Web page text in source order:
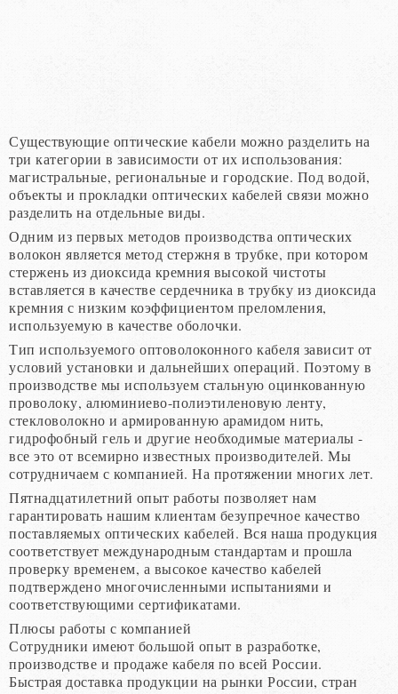
Существующие оптические кабели можно разделить на
три категории в зависимости от их использования:
магистральные, региональные и городские. Под водой,
объекты и прокладки оптических кабелей связи можно
разделить на отдельные виды.
Одним из первых методов производства оптических
волокон является метод стержня в трубке, при котором
стержень из диоксида кремния высокой чистоты
вставляется в качестве сердечника в трубку из диоксида
кремния с низким коэффициентом преломления,
используемую в качестве оболочки.
Тип используемого оптоволоконного кабеля зависит от
условий установки и дальнейших операций. Поэтому в
производстве мы используем стальную оцинкованную
проволоку, алюминиево-полиэтиленовую ленту,
стекловолокно и армированную арамидом нить,
гидрофобный гель и другие необходимые материалы -
все это от всемирно известных производителей. Мы
сотрудничаем с компанией. На протяжении многих лет.
Пятнадцатилетний опыт работы позволяет нам
гарантировать нашим клиентам безупречное качество
поставляемых оптических кабелей. Вся наша продукция
соответствует международным стандартам и прошла
проверку временем, а высокое качество кабелей
подтверждено многочисленными испытаниями и
соответствующими сертификатами.
Плюсы работы с компанией
Сотрудники имеют большой опыт в разработке,
производстве и продаже кабеля по всей России.
Быстрая доставка продукции на рынки России, стран